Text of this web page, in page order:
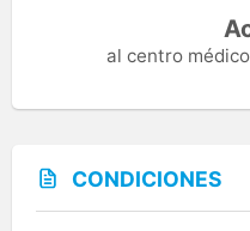
al centro
CONDICIONES